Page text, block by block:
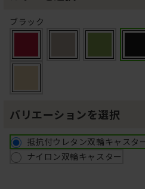
ブラック
バリエーションを選択
抵抗付ウレタン双輪キャスタ
ナイロン双輪キャスター